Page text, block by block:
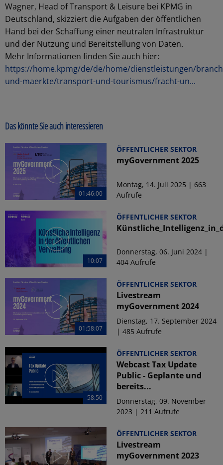
Wagner, Head of Transport & Leisure bei KPMG in
Deutschland, skizziert die Aufgaben der öffentlichen
Hand bei der Schaffung einer neutralen Infrastruktur
und der Nutzung und Bereitstellung von Daten.
Mehr Informationen finden Sie auch hier:
https://home.kpmg/de/de/home/dienstleistungen/
und-maerkte/transport-und-tourismus/fracht-un...
Das könnte Sie auch interessieren
01:46:00
ÖFFENTLICHER SEKTOR
myGovernment 2025
Montag, 14. Juli 2025 | 663
Aufrufe
10:07
ÖFFENTLICHER SEKTOR
Donnerstag, 06. Juni 2024 |
404 Aufrufe
01:58:07
ÖFFENTLICHER SEKTOR
Livestream
myGovernment 2024
Dienstag, 17. September 2024
| 485 Aufrufe
58:50
ÖFFENTLICHER SEKTOR
Webcast Tax Update
Public - Geplante und
bereits...
Donnerstag, 09. November
2023 | 211 Aufrufe
ÖFFENTLICHER SEKTOR
Livestream
myGovernment 2023